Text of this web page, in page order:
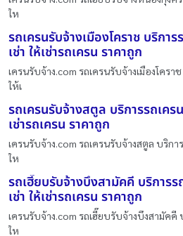
ให
รถเครนรับจ้างเมืองโคราช บริกา
เช่า ให้เช่ารถเครน ราคาถูก
เครนรับจ้าง.com รถเครนรับจ้างเมืองโครา
ให้เ
รถเครนรับจ้างสตูล บริการรถเคร
เช่ารถเครน ราคาถูก
เครนรับจ้าง.com รถเครนรับจ้างสตูล บริกา
ให
รถเฮี๊ยบรับจ้างบึงสามัคคี บริการร
เช่า ให้เช่ารถเครน ราคาถูก
เครนรับจ้าง.com รถเฮี๊ยบรับจ้างบึงสามัคคี
ให